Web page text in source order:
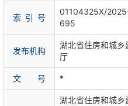
索 引 号
01104325X/
695
发布机构
湖北省住房和城乡
厅
文 号 *
湖北省住房和城乡